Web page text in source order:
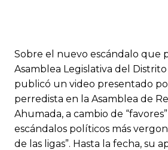
Sobre el nuevo escándalo que
Asamblea Legislativa del
publicó un video presentado
perredista en la Asamblea de
Ahumada, a cambio de
escándalos políticos más
de las ligas”. Hasta la fecha, su